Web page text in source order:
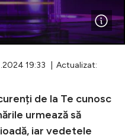
19:33 | Actualizat:
de la Te cunosc
urmează să
iar vedetele